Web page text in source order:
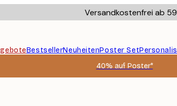
Versandkostenfrei ab
BestsellerNeuheitenPoster Set
40% auf Poster*